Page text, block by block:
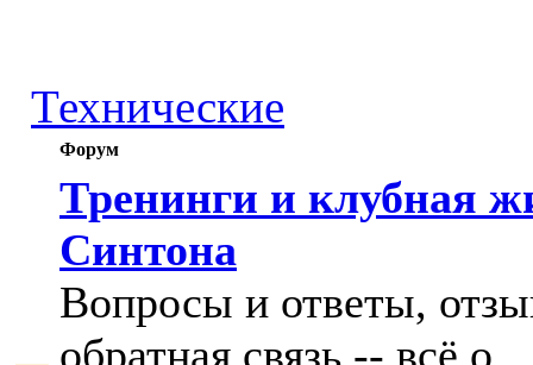
Технические
Форум
Тренинги и клубная
Синтона
Вопросы и ответы,
обратная связь -- всё о